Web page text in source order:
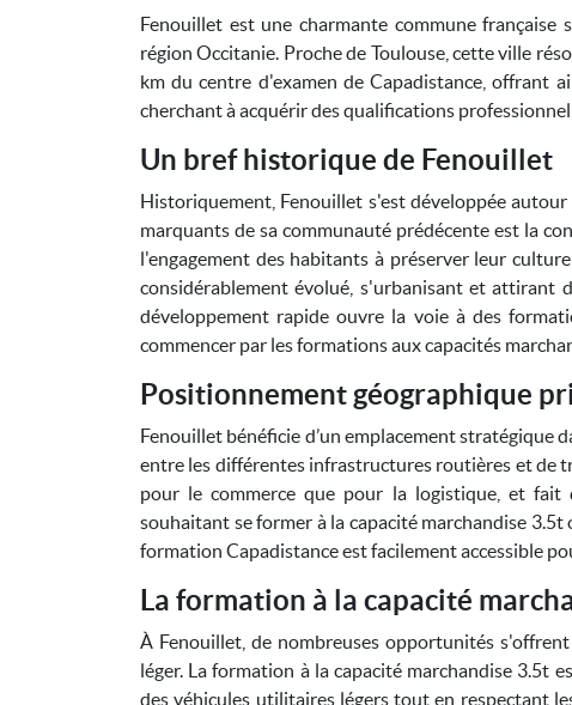
Fenouillet est une charmante commune
région Occitanie. Proche de Toulouse, cette ville
km du centre d'examen de Capadistance, offrant
cherchant à acquérir des qualifications
Un bref historique de Fenouillet
Historiquement, Fenouillet s'est développée
marquants de sa communauté prédécente est la
l'engagement des habitants à préserver leur
considérablement évolué, s'urbanisant et attirant
développement rapide ouvre la voie à des
commencer par les formations aux capacités
Positionnement géographique
Fenouillet bénéficie d’un emplacement stratégique
entre les différentes infrastructures routières et de
pour le commerce que pour la logistique, et
souhaitant se former à la capacité marchandise
formation Capadistance est facilement accessible
La formation à la capacité
À Fenouillet, de nombreuses opportunités
léger. La formation à la capacité marchandise 3.5t
des véhicules utilitaires légers tout en respectant